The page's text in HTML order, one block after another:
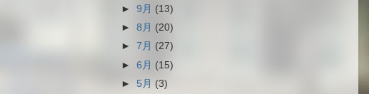
►9月 (13)
►8月 (20)
►7月 (27)
►6月 (15)
► 5月 (3)